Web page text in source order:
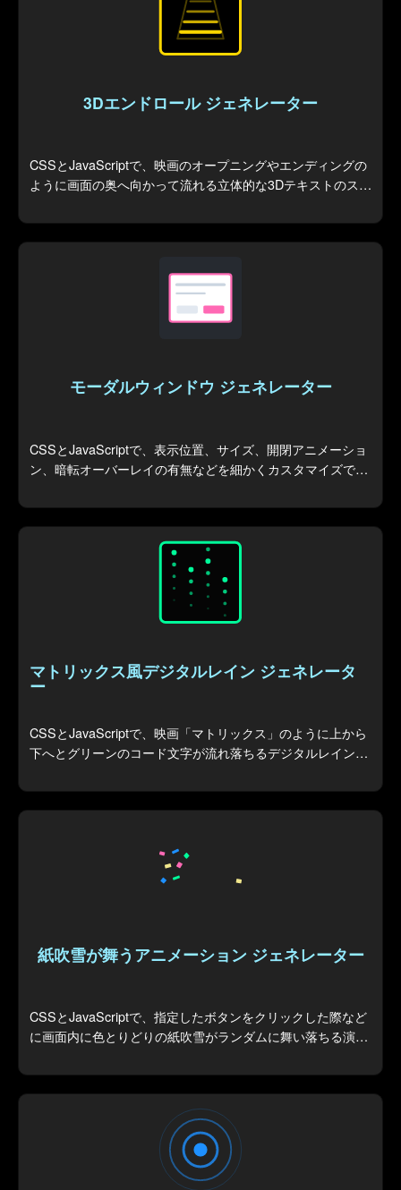
3Dエンドロール ジェネレーター
CSSとJavaScriptで、映画のオープニングやエンディングの
ように画面の奥へ向かって流れる立体的な3Dテキストのスク
モーダルウィンドウ ジェネレーター
CSSとJavaScriptで、表示位置、サイズ、開閉アニメーショ
ン、暗転オーバーレイの有無などを細かくカスタマイズでき
マトリックス風デジタルレイン ジェネレータ
ー
CSSとJavaScriptで、映画「マトリックス」のように上から
下へとグリーンのコード文字が流れ落ちるデジタルレイン背
紙吹雪が舞うアニメーション ジェネレーター
CSSとJavaScriptで、指定したボタンをクリックした際など
に画面内に色とりどりの紙吹雪がランダムに舞い落ちる演出